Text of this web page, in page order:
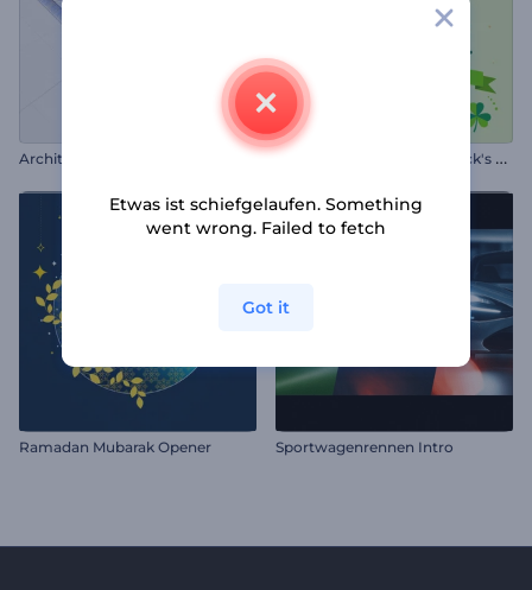
Architektonisches Logo-Reveal A
nimationen zum St. Patrick's Day
Ramadan Mubarak Opener Sportwagenrennen Intro
Etwas ist schiefgelaufen. Something
went wrong. Failed to fetch
Got it